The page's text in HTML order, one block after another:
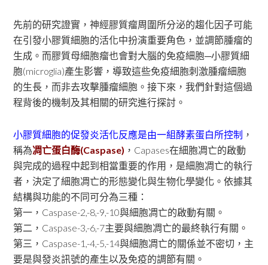
先前的研究證實，神經膠質瘤周圍所分泌的趨化因子可能
在引發小膠質細胞的活化中扮演重要角色，並調節腫瘤的
生成。而膠質母細胞瘤也會對大腦的免疫細胞─小膠質細
胞(microglia)產生影響，導致這些免疫細胞刺激腫瘤細胞
的生長，而非去攻擊腫瘤細胞。接下來，我們針對這個過
程背後的機制及其相關的研究進行探討。
小膠質細胞的促發炎活化反應是由一組酵素蛋白所控制 ，
稱為凋亡蛋白酶(Caspase) ，Capases在細胞凋亡的啟動
與完成的過程中起到相當重要的作用，是細胞凋亡的執行
者，決定了細胞凋亡的形態變化與生物化學變化。依據其
結構與功能的不同可分為三種：
第一，Caspase-2,-8,-9,-10與細胞凋亡的啟動有關。
第二，Caspase-3,-6,-7主要與細胞凋亡的最終執行有關。
第三，Caspase-1,-4,-5,-14與細胞凋亡的關係並不密切，主
要是與發炎訊號的產生以及免疫的調節有關。